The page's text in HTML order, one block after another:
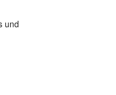
und